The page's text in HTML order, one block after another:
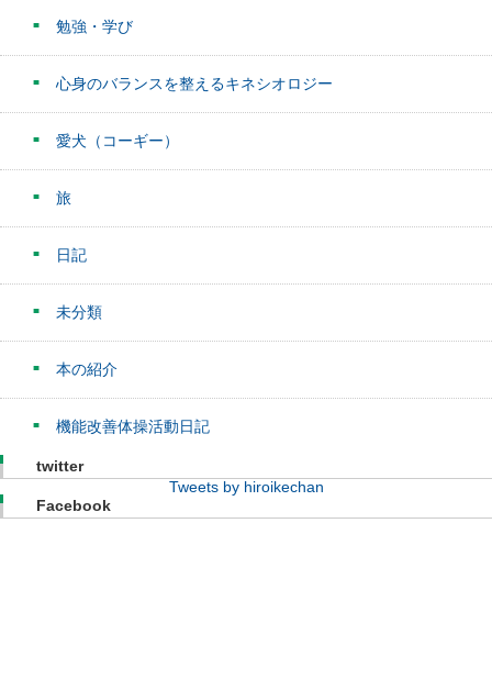
勉強・学び
心身のバランスを整えるキネシオロジー
愛犬（コーギー）
旅
日記
未分類
本の紹介
機能改善体操活動日記
twitter
Tweets by hiroikechan
Facebook